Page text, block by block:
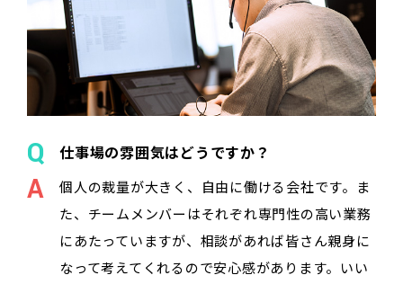
仕事場の雰囲気はどうですか？
個人の裁量が大きく、自由に働ける会社です。ま
た、チームメンバーはそれぞれ専門性の高い業務
にあたっていますが、相談があれば皆さん親身に
なって考えてくれるので安心感があります。いい